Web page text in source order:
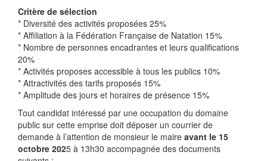
Critère de sélection
* Diversité des activités proposées 25%
* Affiliation à la Fédération Française de Natation 15%
* Nombre de personnes encadrantes et leurs qualifications
20%
* Activités proposes accessible à tous les publics 10%
* Attractivités des tarifs proposés 15%
* Amplitude des jours et horaires de présence 15%
Tout candidat intéressé par une occupation du domaine
public sur cette emprise doit déposer un courrier de
demande à l’attention de monsieur le maire avant le 15
octobre 2025 à 13h30 accompagnée des documents